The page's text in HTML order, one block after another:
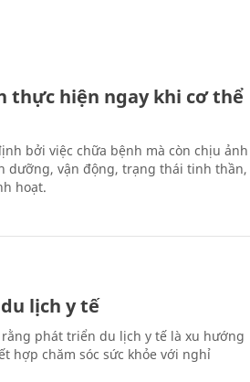
thực hiện ngay khi cơ thể
bởi việc chữa bệnh mà còn chịu ảnh
dưỡng, vận động, trạng thái tinh thần,
hoạt.
lịch y tế
rằng phát triển du lịch y tế là xu hướng
hợp chăm sóc sức khỏe với nghỉ